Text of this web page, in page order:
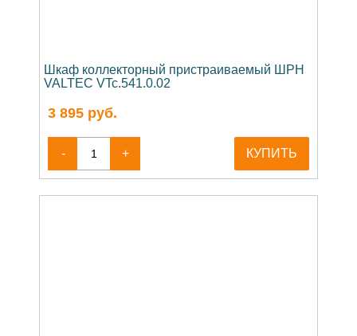
Шкаф коллекторный пристраиваемый ШРН
VALTEC VTc.541.0.02
3 895 руб.
- + КУПИТЬ